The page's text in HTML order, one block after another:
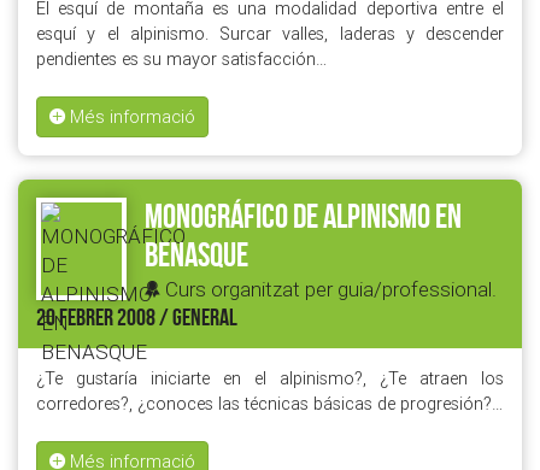
El esquí de montaña es una modalidad deportiva entre el
esquí y el alpinismo. Surcar valles, laderas y descender
pendientes es su mayor satisfacción…
Més informació
MONOGRÁFICO DE ALPINISMO EN
BENASQUE
Curs organitzat per guia/professional.
20 FEBRER 2008 / GENERAL
¿Te gustaría iniciarte en el alpinismo?, ¿Te atraen los
corredores?, ¿conoces las técnicas básicas de progresión?…
Més informació